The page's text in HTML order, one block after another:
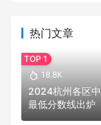
热门文章
18.8K
2024杭州各区
最低分数线出炉